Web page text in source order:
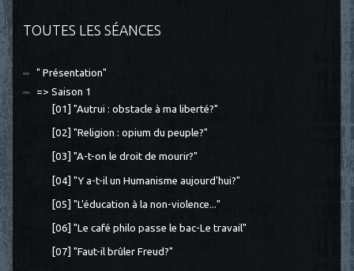
TOUTES LES SÉANCES
" Présentation"
=> Saison 1
[01] "Autrui : obstacle à ma liberté?"
[02] "Religion : opium du peuple?"
[03] "A-t-on le droit de mourir?"
[04] "Y a-t-il un Humanisme aujourd'hui?"
[05] "L'éducation à la non-violence..."
[06] "Le café philo passe le bac-Le travail"
[07] "Faut-il brûler Freud?"